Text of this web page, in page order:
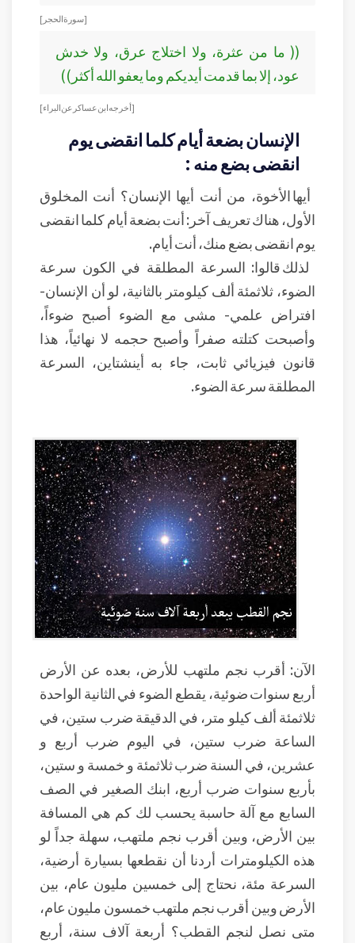
[سورة الحجر]
(( ما من عثرة، ولا اختلاج عرق، ولا خدش
عود، إلا بما قدمت أيديكم وما يعفو الله أكثر))
[ أخرجه ابن عساكر عن البراء ]
الإنسان بضعة أيام كلما انقضى يوم
انقضى بضع منه :
أيها الأخوة، من أنت أيها الإنسان؟ أنت المخلوق
الأول، هناك تعريف آخر: أنت بضعة أيام كلما انقضى
يوم انقضى بضع منك، أنت أيام.
لذلك قالوا: السرعة المطلقة في الكون سرعة
الضوء، ثلاثمئة ألف كيلومتر بالثانية، لو أن الإنسان-
افتراض علمي- مشى مع الضوء أصبح ضوءاً،
وأصبحت كتلته صفراً وأصبح حجمه لا نهائياً، هذا
قانون فيزيائي ثابت، جاء به أينشتاين، السرعة
المطلقة سرعة الضوء.
الآن: أقرب نجم ملتهب للأرض، بعده عن الأرض
أربع سنوات ضوئية، يقطع الضوء في الثانية الواحدة
ثلاثمئة ألف كيلو متر، في الدقيقة ضرب ستين، في
الساعة ضرب ستين، في اليوم ضرب أربع و
عشرين، في السنة ضرب ثلاثمئة و خمسة و ستين،
بأربع سنوات ضرب أربع، ابنك الصغير في الصف
السابع مع آلة حاسبة يحسب لك كم هي المسافة
بين الأرض، وبين أقرب نجم ملتهب، سهلة جداً لو
هذه الكيلومترات أردنا أن نقطعها بسيارة أرضية،
السرعة مئة، نحتاج إلى خمسين مليون عام، بين
الأرض وبين أقرب نجم ملتهب خمسون مليون عام،
متى نصل لنجم القطب؟ أربعة آلاف سنة، أربع